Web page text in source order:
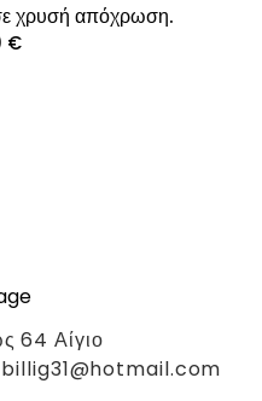
χρυσή απόχρωση.
€
64 Αίγιο